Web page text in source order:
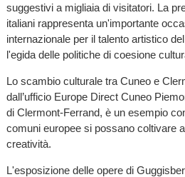
suggestivi a migliaia di visitatori. La
italiani rappresenta un'importante
internazionale per il talento artistico
l'egida delle politiche di coesione
Lo scambio culturale tra Cuneo e
dall’ufficio Europe Direct Cuneo
di Clermont-Ferrand, è un esempio
comuni europee si possano coltivare
creatività.
L'esposizione delle opere di